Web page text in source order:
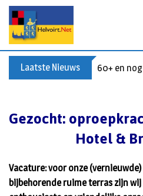
p
Laatste Nieuws 60+ en
Gezocht:
Hotel &
Vacature: voor onze
bijbehorende ruime terras zijn wij